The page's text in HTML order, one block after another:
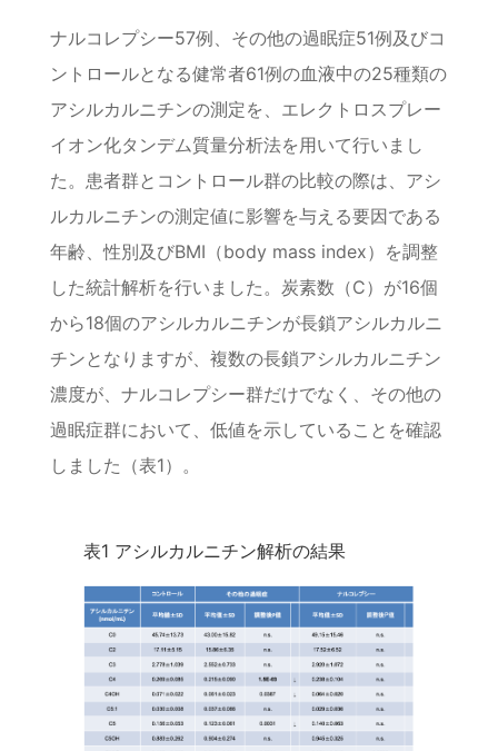
ナルコレプシー57例、その他の過眠症51例及びコ
ントロールとなる健常者61例の血液中の25種類の
アシルカルニチンの測定を、エレクトロスプレー
イオン化タンデム質量分析法を用いて行いまし
た。患者群とコントロール群の比較の際は、アシ
ルカルニチンの測定値に影響を与える要因である
年齢、性別及びBMI（body mass index）を調整
した統計解析を行いました。炭素数（C）が16個
から18個のアシルカルニチンが長鎖アシルカルニ
チンとなりますが、複数の長鎖アシルカルニチン
濃度が、ナルコレプシー群だけでなく、その他の
過眠症群において、低値を示していることを確認
しました（表1）。
表1 アシルカルニチン解析の結果